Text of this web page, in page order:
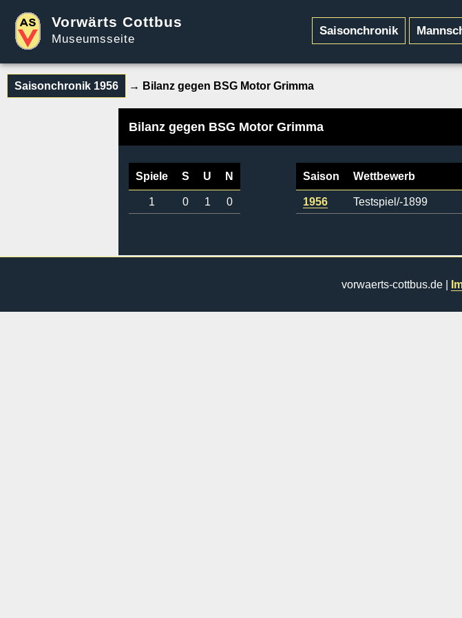
Vorwärts Cottbus
Museumsseite
Saisonchronik
Saisonchronik 1956 → Bilanz gegen BSG Motor Grimma
Bilanz gegen BSG Motor Grimma
Spiele S U N
1 0 1 0
Saison Wettbewerb
1956 Testspiel/-1899
vorwaerts-cottbus.de |